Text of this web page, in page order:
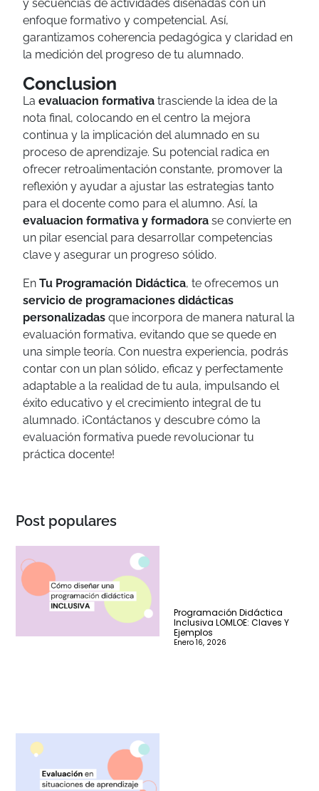
y secuencias de actividades diseñadas con un
enfoque formativo y competencial. Así,
garantizamos coherencia pedagógica y claridad en
la medición del progreso de tu alumnado.
Conclusion
La evaluacion formativa trasciende la idea de la
nota final, colocando en el centro la mejora
continua y la implicación del alumnado en su
proceso de aprendizaje. Su potencial radica en
ofrecer retroalimentación constante, promover la
reflexión y ayudar a ajustar las estrategias tanto
para el docente como para el alumno. Así, la
evaluacion formativa y formadora se convierte en
un pilar esencial para desarrollar competencias
clave y asegurar un progreso sólido.
En Tu Programación Didáctica, te ofrecemos un
servicio de programaciones didácticas
personalizadas que incorpora de manera natural la
evaluación formativa, evitando que se quede en
una simple teoría. Con nuestra experiencia, podrás
contar con un plan sólido, eficaz y perfectamente
adaptable a la realidad de tu aula, impulsando el
éxito educativo y el crecimiento integral de tu
alumnado. ¡Contáctanos y descubre cómo la
evaluación formativa puede revolucionar tu
práctica docente!
Post populares
Programación Didáctica
Inclusiva LOMLOE: Claves Y
Ejemplos
Enero 16, 2026